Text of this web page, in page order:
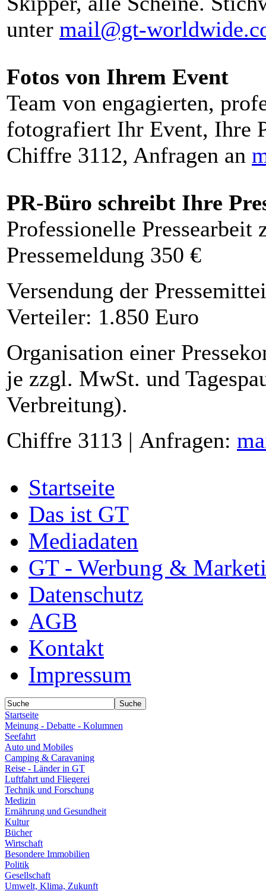
unter mail@gt-
Fotos von Ihrem Event
Team von engagierten,
fotografiert Ihr Event, Ihre
Chiffre 3112, Anfragen an
PR-Büro schreibt Ihre
Professionelle Pressearbeit
Pressemeldung 350 €
Versendung der
Verteiler: 1.850 Euro
Organisation einer
je zzgl. MwSt. und
Verbreitung).
Chiffre 3113 | Anfragen:
Startseite
Das ist GT
Mediadaten
GT - Werbung &
Datenschutz
AGB
Kontakt
Impressum
Startseite
Meinung - Debatte - Kolumnen
Seefahrt
Auto und Mobiles
Camping & Caravaning
Reise - Länder in GT
Luftfahrt und Fliegerei
Technik und Forschung
Medizin
Ernährung und Gesundheit
Kultur
Bücher
Wirtschaft
Besondere Immobilien
Politik
Gesellschaft
Umwelt, Klima, Zukunft